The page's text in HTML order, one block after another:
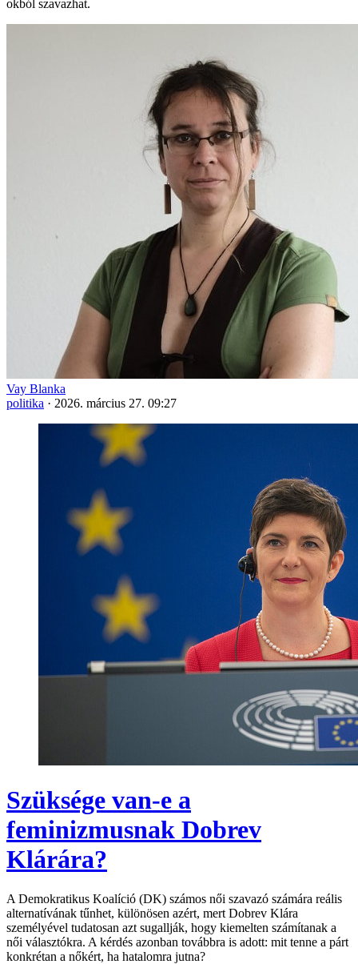
okból szavazhat.
Vay Blanka
politika · 2026. március 27. 09:27
Szüksége van-e a
feminizmusnak Dobrev
Klárára?
A Demokratikus Koalíció (DK) számos női szavazó számára reális
alternatívának tűnhet, különösen azért, mert Dobrev Klára
személyével tudatosan azt sugallják, hogy kiemelten számítanak a
női választókra. A kérdés azonban továbbra is adott: mit tenne a párt
konkrétan a nőkért, ha hatalomra jutna?